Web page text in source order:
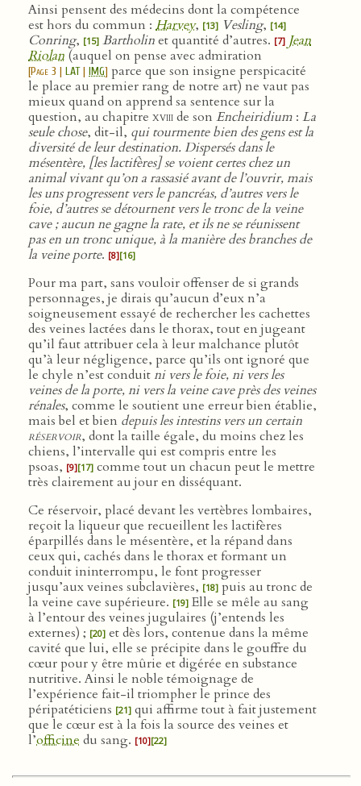
Ainsi pensent des médecins dont la compétence
est hors du commun : Harvey, [13] Vesling, [14]
Conring, [15] Bartholinet quantité d’autres. [7] Jean
Riolan (auquel on pense avec admiration
[Page 3 | LAT| IMG] parce que son insigne perspicacité
le place au premier rang de notre art) ne vaut pas
mieux quand on apprend sa sentence sur la
question, au chapitre xviiide son Encheiridium : La
seule chose, dit-il, qui tourmente bien des gens est la
diversité de leur destination. Dispersés dans le
mésentère, [les lactifères] se voient certes chez un
animal vivant qu’on a rassasié avant de l’ouvrir, mais
les uns progressent vers le pancréas, d’autres vers le
foie, d’autres se détournent vers le tronc de la veine
cave ; aucun ne gagne la rate, et ils ne se réunissent
pas en un tronc unique, à la manière des branches de
la veine porte. [8][16]
Pour ma part, sans vouloir offenser de si grands
personnages, je dirais qu’aucun d’eux n’a
soigneusement essayé de rechercher les cachettes
des veines lactées dans le thorax, tout en jugeant
qu’il faut attribuer cela à leur malchance plutôt
qu’à leur négligence, parce qu’ils ont ignoré que
le chyle n’est conduitni vers le foie, ni vers les
veines de la porte, ni vers la veine cave près des veines
rénales, comme le soutient une erreur bien établie,
mais bel et bien depuis les intestins vers un certain
réservoir, dont la taille égale, du moins chez les
chiens, l’intervalle qui est compris entre les
psoas, [9][17] comme tout un chacun peut le mettre
très clairement au jour en disséquant.
Ce réservoir, placé devant les vertèbres lombaires,
reçoit la liqueur que recueillent les lactifères
éparpillés dans le mésentère, et la répand dans
ceux qui, cachés dans le thorax et formant un
conduit ininterrompu, le font progresser
jusqu’aux veines subclavières, [18] puis au tronc de
la veine cave supérieure. [19] Elle se mêle au sang
à l’entour des veines jugulaires (j’entends les
externes) ; [20] et dès lors, contenue dans la même
cavité que lui, elle se précipite dans le gouffre du
cœur pour y être mûrie et digérée en substance
nutritive. Ainsi le noble témoignage de
l’expérience fait-il triompher le prince des
péripatéticiens [21] qui affirme tout à fait justement
que le cœur est à la fois la source des veines et
l’officine du sang. [10][22]